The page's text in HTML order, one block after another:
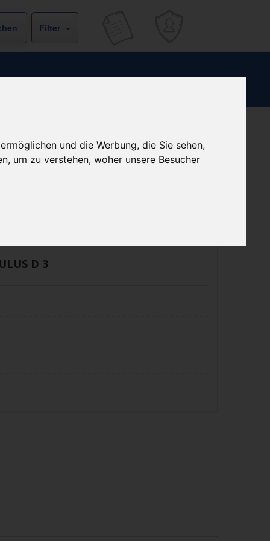
und die Werbung, die Sie sehen,
um zu verstehen, woher unsere Besucher
Filter
Preis bekannt
D 3